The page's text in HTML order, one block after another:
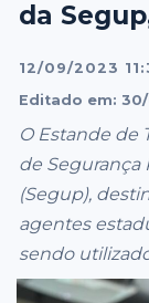
da
12/09/2023
Editado em:
O Estande de
de Segurança
(Segup),
agentes
sendo